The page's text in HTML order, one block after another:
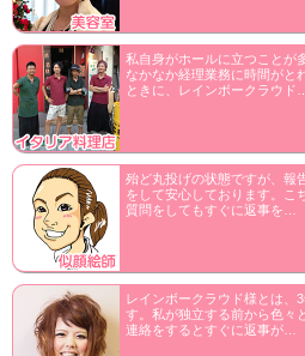
私自身がホールに立つことが
なかなか経理業務に時間がと
ときに、レインボークラウド…
殆ど丸投げの状態ですが、報
をして安心しております。こ
質問をしてもすぐに返事を…
レインボークラウド様とは、
す。私が独立する前から色々
連絡をするとすぐに返事が…